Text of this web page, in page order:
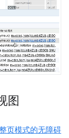
图
页模式的无障碍